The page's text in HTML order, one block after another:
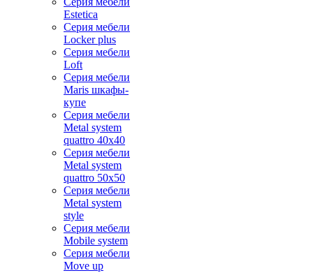
Estetica
Серия мебели
Locker plus
Серия мебели
Loft
Серия мебели
Maris шкафы-
купе
Серия мебели
Metal system
quattro 40x40
Серия мебели
Metal system
quattro 50x50
Серия мебели
Metal system
style
Серия мебели
Mobile system
Серия мебели
Move up